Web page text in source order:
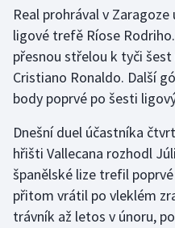
Plážový volejbal
Ragby
Rychlobruslení
Rychlostní kanoistika
Short track
Sportovní střelba
Real prohrával v
ligové trefě Ríose
přesnou střelou k tyči
Cristiano Ronaldo. Další
body poprvé po šesti
Dnešní duel účastníka
hřišti Vallecana rozhodl
španělské lize trefil
přitom vrátil po vleklém
trávník až letos v únoru,